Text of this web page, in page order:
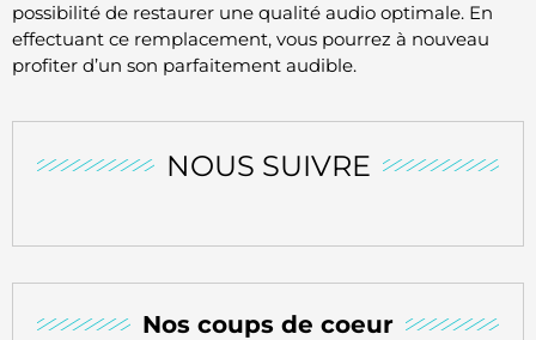
NOUS SUIVRE
Nos coups de coeur
possibilité de restaurer une qualité audio optimale. En
effectuant ce remplacement, vous pourrez à nouveau
profiter d’un son parfaitement audible.